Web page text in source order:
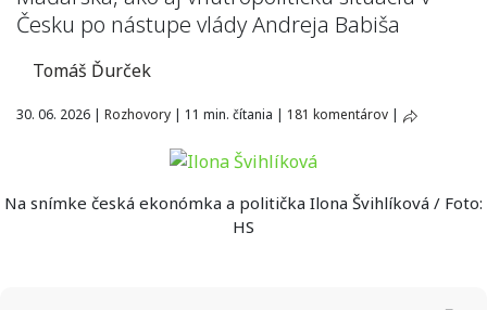
Česku po nástupe vlády Andreja Babiša
Tomáš Ďurček
30. 06. 2026 | Rozhovory | 11 min. čítania | 181 komentárov |
Na snímke česká ekonómka a politička Ilona Švihlíková / Foto:
HS